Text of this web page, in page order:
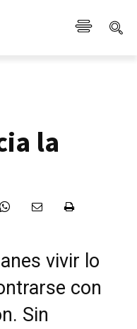
la
vivir lo
con
Sin